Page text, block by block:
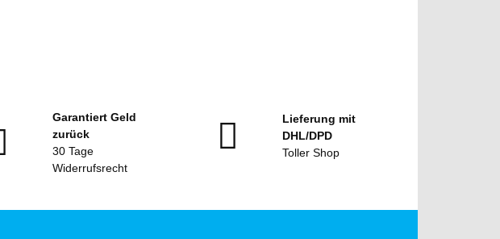
Garantiert Geld
zurück
30 Tage
Widerrufsrecht
Lieferung mit
DHL/DPD
Toller Shop